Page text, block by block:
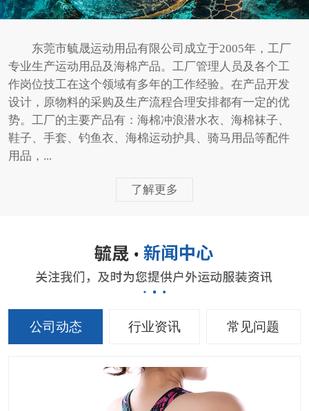
东莞市毓晟运动用品有限公司成立于2005年，工厂
专业生产运动用品及海棉产品。工厂管理人员及各个工
作岗位技工在这个领域有多年的工作经验。在产品开发
设计，原物料的采购及生产流程合理安排都有一定的优
势。工厂的主要产品有：海棉冲浪潜水衣、海棉袜子、
鞋子、手套、钓鱼衣、海棉运动护具、骑马用品等配件
用品，...
了解更多
公司动态 行业资讯 常见问题